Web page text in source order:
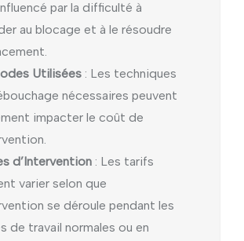
par la difficulté à
au blocage et à le résoudre
Utilisées : Les techniques
nécessaires peuvent
impacter le coût de
d’Intervention : Les tarifs
varier selon que
se déroule pendant les
de travail normales ou en